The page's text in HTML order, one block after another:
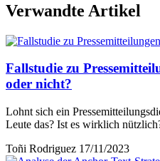
Verwandte Artikel
Fallstudie zu
oder nicht?
Lohnt sich ein
Leute das? Ist es wirklich
Toñi Rodriguez 17/11/2023